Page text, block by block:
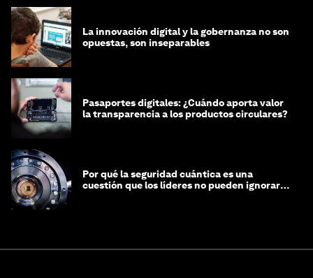
La innovación digital y la gobernanza no son
opuestas, son inseparables
Pasaportes digitales: ¿Cuándo aporta valor
la transparencia a los productos circulares?
Por qué la seguridad cuántica es una
cuestión que los líderes no pueden ignorar